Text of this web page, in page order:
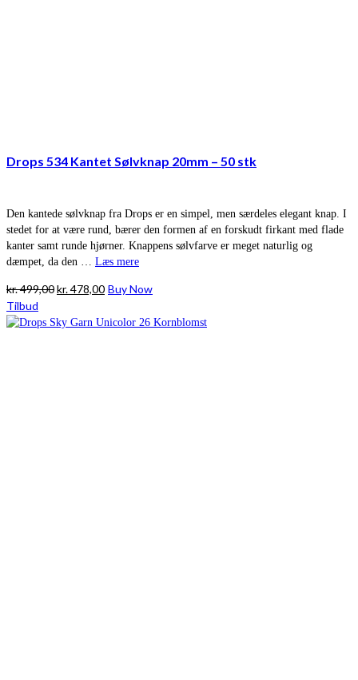
Drops 534 Kantet Sølvknap 20mm – 50 stk
Den kantede sølvknap fra Drops er en simpel, men særdeles elegant knap. I
stedet for at være rund, bærer den formen af en forskudt firkant med flade
kanter samt runde hjørner. Knappens sølvfarve er meget naturlig og
dæmpet, da den … Læs mere
kr.499,00Den
pris
kr.478,00Den
pris
Buy Now
Tilbud